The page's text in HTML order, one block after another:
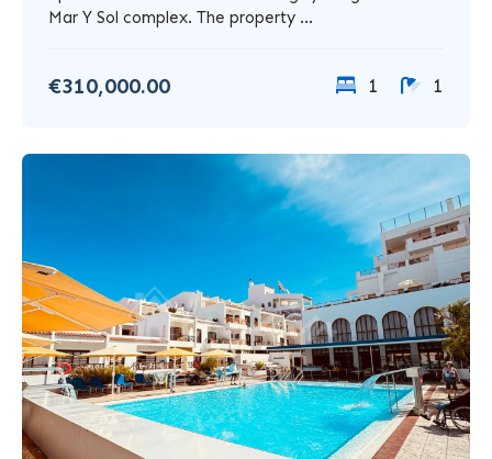
Mar Y Sol complex. The property ...
€310,000.00 1 1